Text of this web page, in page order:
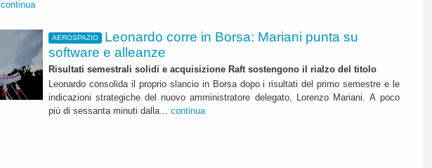
continua
AEROSPAZIO
Leonardo corre in Borsa: Mariani punta su
software e alleanze
Risultati semestrali solidi e acquisizione Raft sostengono il rialzo del titolo
Leonardo consolida il proprio slancio in Borsa dopo i risultati del primo semestre e le
indicazioni strategiche del nuovo amministratore delegato, Lorenzo Mariani. A poco
più di sessanta minuti dalla... continua